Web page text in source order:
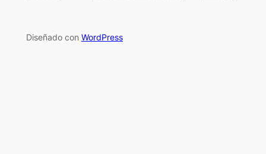
Diseñado con WordPress